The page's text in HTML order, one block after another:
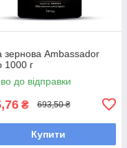
зернова Ambassador
1000 г
до відправки
₴ 693,50 ₴
Купити